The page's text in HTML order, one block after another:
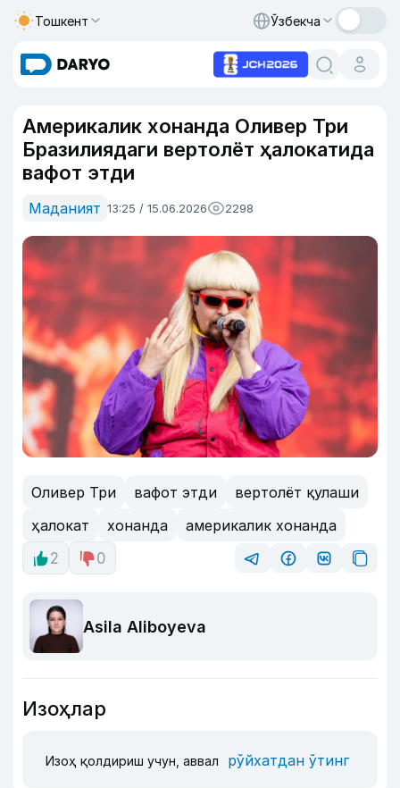
Тошкент Ўзбекча
Америкалик хонанда Оливер Три
Бразилиядаги вертолёт ҳалокатида
вафот этди
Маданият 13:25 / 15.06.2026 2298
Оливер Три вафот этди
вертолёт қулаши
ҳалокат
хонанда
америкалик хонанда
2
0
Asila Aliboyeva
Изоҳлар
Изоҳ қолдириш учун, аввал рўйхатдан ўтинг